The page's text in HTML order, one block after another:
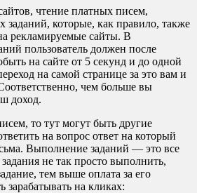
чтение платных писем,
которые, как правило, также
рекламируемые сайты. В
пользователь должен после
на сайте от 5 секунд и до одной
на самой странице за это вам и
чем больше вы
доход.
то тут могут быть другие
на вопрос ответ на который
Выполнение заданий — это все
не так просто выполнить,
тем выше оплата за его
зарабатывать на кликах: